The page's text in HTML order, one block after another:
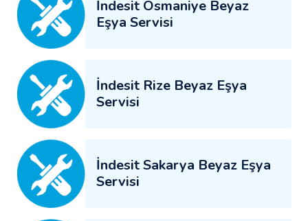
İndesit Osmaniye Beyaz
Eşya Servisi
İndesit Rize Beyaz Eşya
Servisi
İndesit Sakarya Beyaz Eşya
Servisi